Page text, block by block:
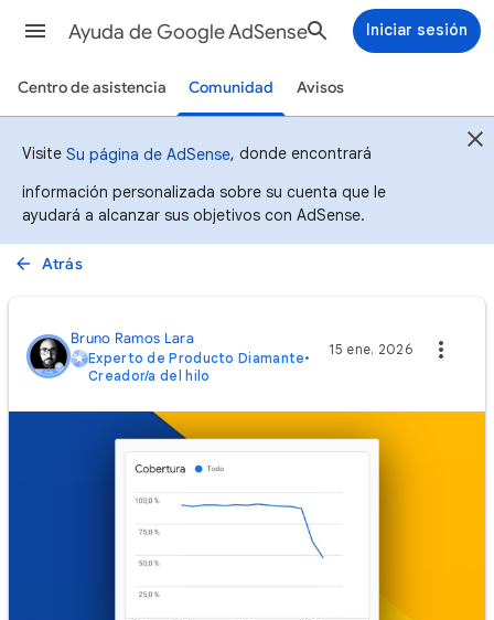
Ayuda de Google AdSense Iniciar sesión
Centro de asistencia Comunidad Avisos
Visite Su página de AdSense, donde encontrará
información personalizada sobre su cuenta que le
ayudará a alcanzar sus objetivos con AdSense.
Atrás
Bruno Ramos Lara
Experto de Producto Diamante•
Creador/a del hilo
15 ene. 2026